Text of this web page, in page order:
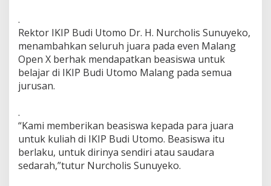
.
Rektor IKIP Budi Utomo Dr. H. Nurcholis Sunuyeko,
menambahkan seluruh juara pada even Malang
Open X berhak mendapatkan beasiswa untuk
belajar di IKIP Budi Utomo Malang pada semua
jurusan.
.
“Kami memberikan beasiswa kepada para juara
untuk kuliah di IKIP Budi Utomo. Beasiswa itu
berlaku, untuk dirinya sendiri atau saudara
sedarah,”tutur Nurcholis Sunuyeko.